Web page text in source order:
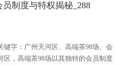
制度与特权揭秘_288
字：广州天河区、高端茶98场、会
区，高端茶98场以其独特的会员制度